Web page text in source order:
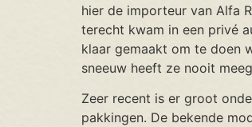
hier de importeur van Alfa
terecht kwam in een privé
klaar gemaakt om te doen
sneeuw heeft ze nooit
Zeer recent is er groot
pakkingen. De bekende